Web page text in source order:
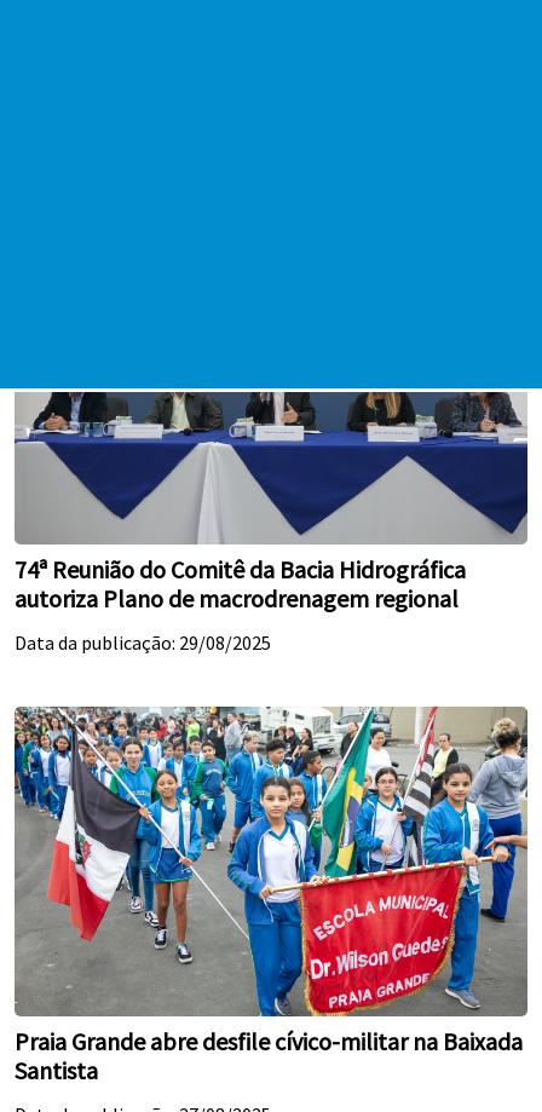
74ª Reunião do Comitê da Bacia Hidrográfica
autoriza Plano de macrodrenagem regional
Data da publicação: 29/08/2025
Praia Grande abre desfile cívico-militar na Baixada
Santista